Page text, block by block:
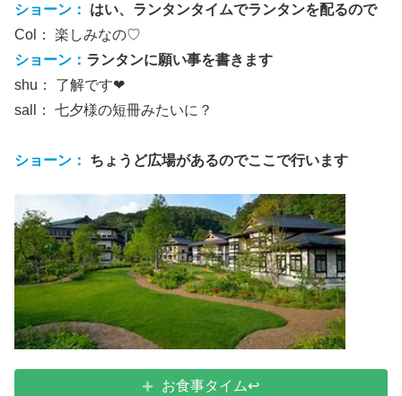
ショーン：
はい、ランタンタイムでランタンを配るので
Col： 楽しみなの♡
ショーン： ランタンに願い事を書きます
shu： 了解です❤
sall： 七夕様の短冊みたいに？
ショーン： ちょうど広場があるのでここで行います
お食事タイム↩